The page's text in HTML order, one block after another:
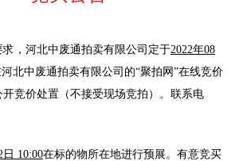
求 ， 河北中废通拍卖有限公司 定于2022年08
河北中废通拍卖有限公司 的“聚拍网”在线竞价
开竞价处置（不接受现场竞拍）。联系电
日 10:00在标的物所在地进行预展。有意竞买